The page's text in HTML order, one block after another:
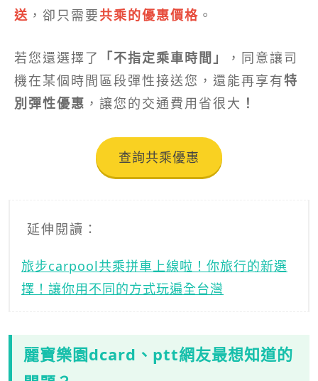
送 ，卻只需要共乘的優惠價格 。
若您還選擇了 「不指定乘車時間」
，同意讓司
機在某個時間區段彈性接送您，還能再享有特
別彈性優惠 ，讓您的交通費用省很大 ！
查詢共乘優惠
延伸閱讀：
旅步carpool共乘拼車上線啦！你旅行的新選
擇！讓你用不同的方式玩遍全台灣
麗寶樂園dcard、ptt網友最想知道的